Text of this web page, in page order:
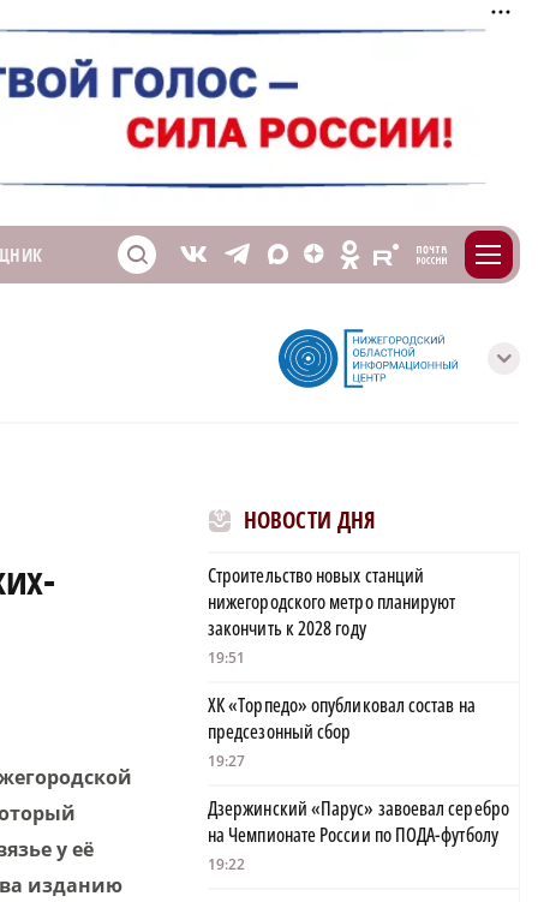
S V T X Z O E m
с
у её
изданию
НОВОСТИ ДНЯ
Строительство новых станций
нижегородского метро планируют
закончить к 2028 году
19:51
ХК «Торпедо» опубликовал состав на
предсезонный сбор
19:27
Дзержинский «Парус» завоевал серебро
на Чемпионате России по ПОДА-футболу
19:22